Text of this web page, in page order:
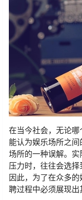
在当今社会，无论
能认为娱乐场所之
场所的一种误解。
压力时，往往会选择
因此，为了在众多
聘过程中必须展现出